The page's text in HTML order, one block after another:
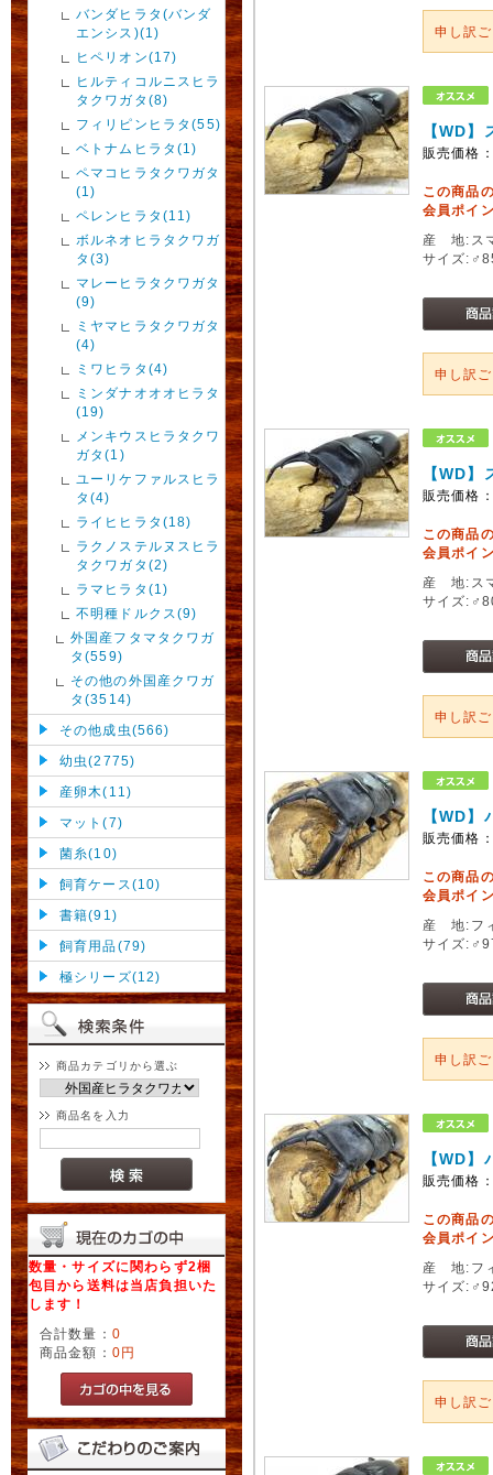
バンダヒラタ(バンダ
エンシス)(1)
ヒペリオン(17)
ヒルティコルニスヒラ
タクワガタ(8)
フィリピンヒラタ(55)
ベトナムヒラタ(1)
ペマコヒラタクワガタ
(1)
ペレンヒラタ(11)
ボルネオヒラタクワガ
タ(3)
マレーヒラタクワガタ
(9)
ミヤマヒラタクワガタ
(4)
ミワヒラタ(4)
ミンダナオオオヒラタ
(19)
メンキウスヒラタクワ
ガタ(1)
ユーリケファルスヒラ
タ(4)
ライヒヒラタ(18)
ラクノステルヌスヒラ
タクワガタ(2)
ラマヒラタ(1)
不明種ドルクス(9)
外国産フタマタクワガ
タ(559)
その他の外国産クワガ
タ(3514)
その他成虫(566)
幼虫(2775)
産卵木(11)
マット(7)
菌糸(10)
飼育ケース(10)
書籍(91)
飼育用品(79)
極シリーズ(12)
商品カテゴリから選ぶ
商品名を入力
数量・サイズに関わらず2梱
包目から送料は当店負担いた
します！
合計数量： 0
商品金額： 0円
申し訳
【WD
販売価格
この商品
会員ポイ
産 地:ス
サイズ
申し訳
【WD
販売価格
この商品
会員ポイ
産 地:ス
サイズ
申し訳
【WD
販売価格
この商品
会員ポイ
産 地:フ
サイズ
申し訳
【WD
販売価格
この商品
会員ポイ
産 地:フ
サイズ
申し訳